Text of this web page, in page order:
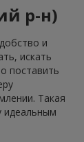
р-н)
и
искать
поставить
Такая
идеальным